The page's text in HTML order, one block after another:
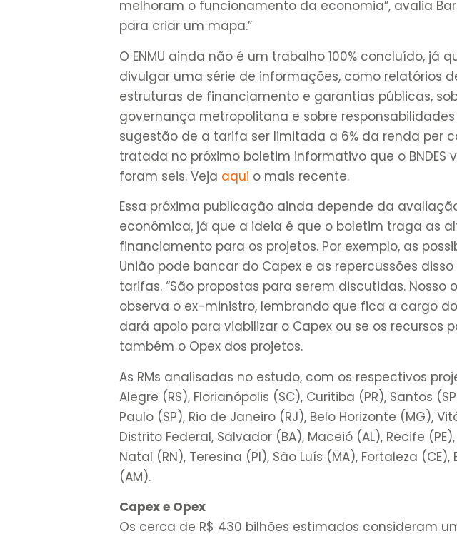
melhoram o funcionamento da economia”, avalia
para criar um mapa.”
O ENMU ainda não é um trabalho 100% concluído, já
divulgar uma série de informações, como relatórios
estruturas de financiamento e garantias públicas,
governança metropolitana e sobre
sugestão de a tarifa ser limitada a 6% da renda per
tratada no próximo boletim informativo que o BNDES
foram seis. Veja aqui o mais recente.
Essa próxima publicação ainda depende da
econômica, já que a ideia é que o boletim traga as
financiamento para os projetos. Por exemplo, as
União pode bancar do Capex e as repercussões
tarifas. “São propostas para serem discutidas. Nosso
observa o ex-ministro, lembrando que fica a cargo
dará apoio para viabilizar o Capex ou se os recursos
também o Opex dos projetos.
As RMs analisadas no estudo, com os respectivos
Alegre (RS), Florianópolis (SC), Curitiba (PR), Santos
Paulo (SP), Rio de Janeiro (RJ), Belo Horizonte (MG),
Distrito Federal, Salvador (BA), Maceió (AL), Recife
Natal (RN), Teresina (PI), São Luís (MA), Fortaleza
(AM).
Capex e Opex
Os cerca de R$ 430 bilhões estimados consideram